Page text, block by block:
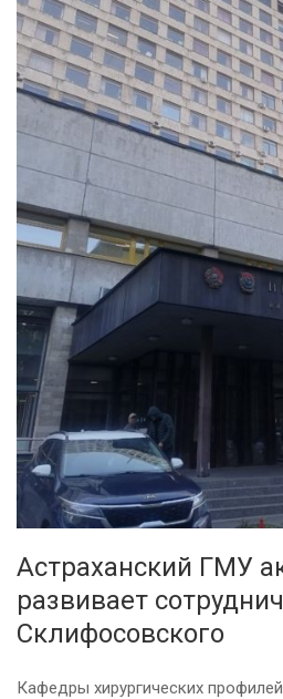
Астраханский ГМУ
развивает
Склифосовского
Кафедры хирургических